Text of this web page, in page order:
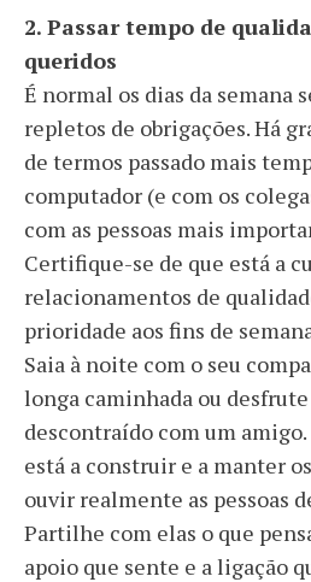
2. Passar tempo de
queridos
É normal os dias da semana
repletos de obrigações. Há
de termos passado mais
computador (e com os
com as pessoas mais
Certifique-se de que está a
relacionamentos de
prioridade aos fins de
Saia à noite com o seu
longa caminhada ou
descontraído com um
está a construir e a manter
ouvir realmente as pessoas
Partilhe com elas o que
apoio que sente e a ligação